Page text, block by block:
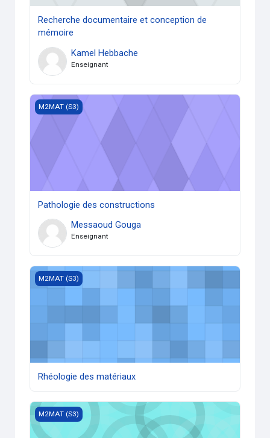
Recherche documentaire et conception de
mémoire
Kamel Hebbache
Enseignant
Pathologie des constructions
M2MAT (S3)
Pathologie des constructions
Messaoud Gouga
Enseignant
Rhéologie des matériaux
M2MAT (S3)
Rhéologie des matériaux
TP bétons innovants
M2MAT (S3)